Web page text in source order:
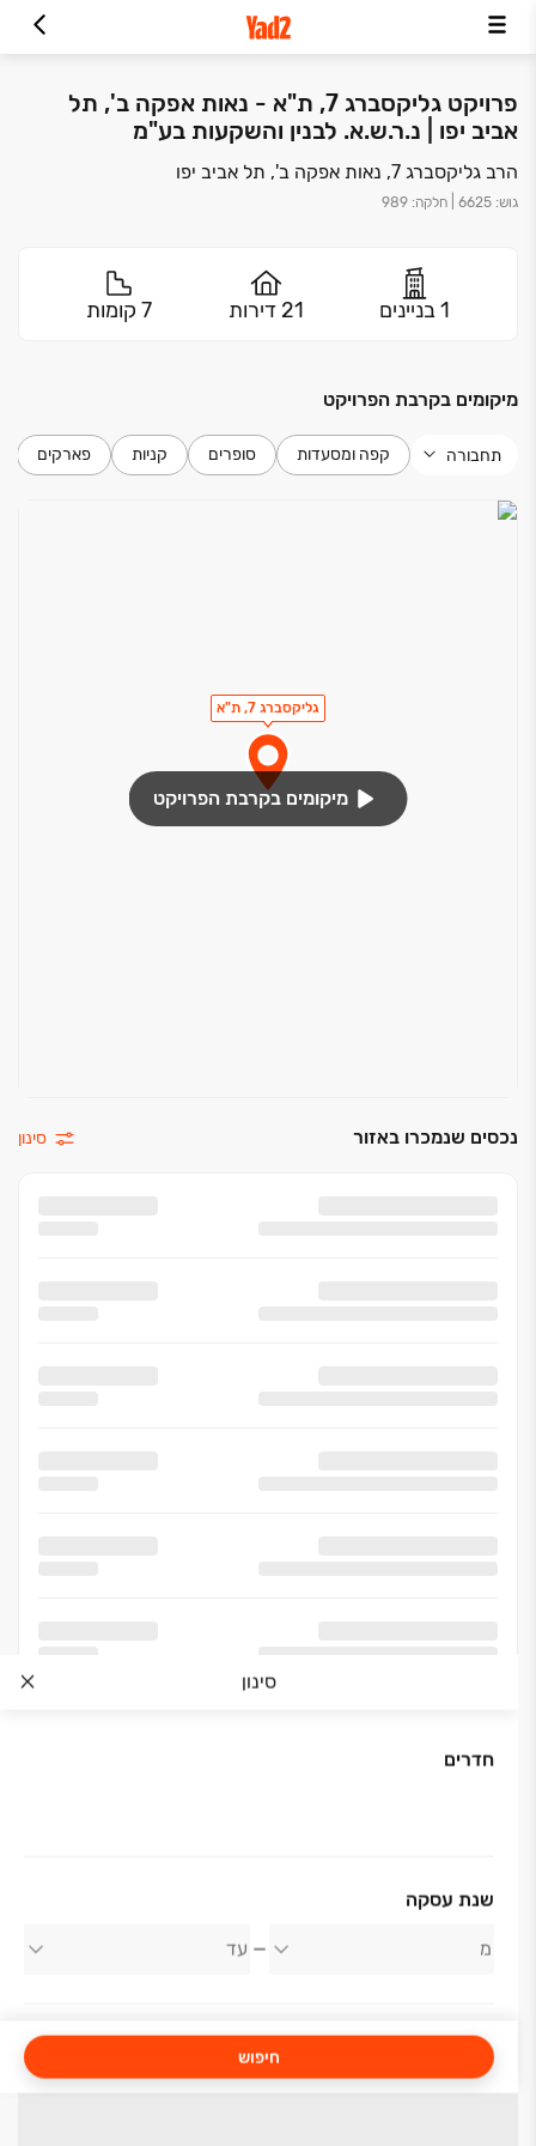
פרויקט גליקסברג 7, ת"א - נאות אפקה ב', תל
אביב יפו | נ.ר.ש.א. לבנין והשקעות בע"מ
הרב גליקסברג 7, נאות אפקה ב', תל אביב יפו
גוש:
6625 חלקה:
989
1 בניינים 21 דירות 7 קומות
מיקומים בקרבת הפרויקט
תחבורה קפה ומסעדות סופרים קניות פארקים
גליקסברג 7, ת"א
מיקומים בקרבת הפרויקט
נכסים שנמכרו באזור סינון
סינון
חדרים
שנת עסקה
חיפוש